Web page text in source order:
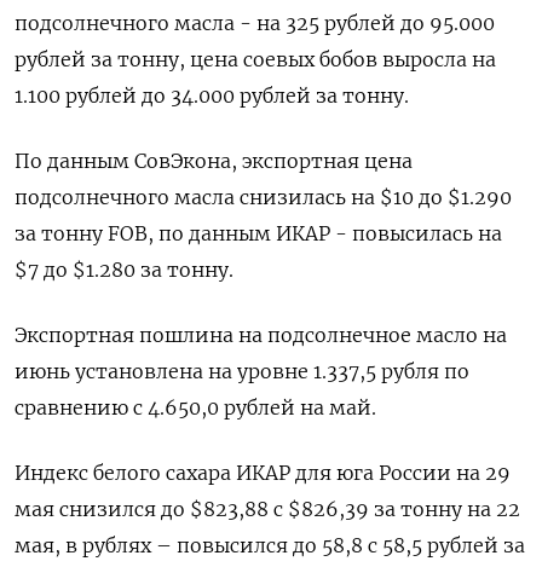
подсолнечного масла - ⁠на 325 рублей до 95.000
рублей за тонну, цена соевых бобов выросла на
1.100 рублей до 34.000 рублей за тонну.
По данным СовЭкона, экспортная цена
подсолнечного ‌масла снизилась на $10 до $1.290
за тонну FOB, по данным ИКАР - повысилась на
$7 до $1.280 за тонну.
Экспортная пошлина на ‌подсолнечное масло на
июнь установлена на уровне 1.337,5 рубля по
сравнению с 4.650,0 рублей на май.
Индекс белого сахара ИКАР ​для юга России на 29
мая снизился до $823,88 с $826,39 за тонну на 22
мая, ‌в рублях – повысился до 58,8 с 58,5 рублей за